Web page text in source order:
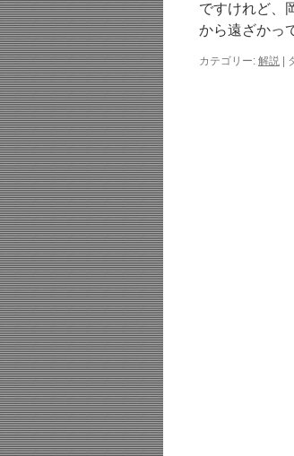
ですけれど、
から遠ざかっ
カテゴリー: 解説